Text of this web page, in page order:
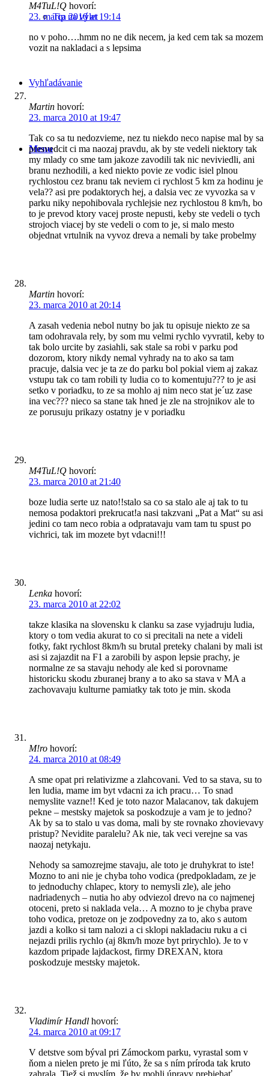
Tip na výlet
Vyhľadávanie
Menu
M4TuL!Q hovorí:
23. marca 2010 at 19:14
no v poho….hmm no ne dik necem, ja ked cem tak sa mozem
vozit na nakladaci a s lepsima
Martin hovorí:
23. marca 2010 at 19:47
Tak co sa tu nedozvieme, nez tu niekdo neco napise mal by sa
presvedcit ci ma naozaj pravdu, ak by ste vedeli niektory tak
my mlady co sme tam jakoze zavodili tak nic neviviedli, ani
branu nezhodili, a ked niekto povie ze vodic isiel plnou
rychlostou cez branu tak neviem ci rychlost 5 km za hodinu je
vela?? asi pre podaktorych hej, a dalsia vec ze vyvozka sa v
parku niky nepohibovala rychlejsie nez rychlostou 8 km/h, bo
to je prevod ktory vacej proste nepusti, keby ste vedeli o tych
strojoch viacej by ste vedeli o com to je, si malo mesto
objednat vrtulnik na vyvoz dreva a nemali by take probelmy
Martin hovorí:
23. marca 2010 at 20:14
A zasah vedenia nebol nutny bo jak tu opisuje niekto ze sa
tam odohravala rely, by som mu velmi rychlo vyvratil, keby to
tak bolo urcite by zasiahli, sak stale sa robi v parku pod
dozorom, ktory nikdy nemal vyhrady na to ako sa tam
pracuje, dalsia vec je ta ze do parku bol pokial viem aj zakaz
vstupu tak co tam robili ty ludia co to komentuju??? to je asi
setko v poriadku, to ze sa mohlo aj nim neco stat je´uz zase
ina vec??? nieco sa stane tak hned je zle na strojnikov ale to
ze porusuju prikazy ostatny je v poriadku
M4TuL!Q hovorí:
23. marca 2010 at 21:40
boze ludia serte uz nato!!stalo sa co sa stalo ale aj tak to tu
nemosa podaktori prekrucat!a nasi takzvani „Pat a Mat“ su asi
jedini co tam neco robia a odpratavaju vam tam tu spust po
vichrici, tak im mozete byt vdacni!!!
Lenka hovorí:
23. marca 2010 at 22:02
takze klasika na slovensku k clanku sa zase vyjadruju ludia,
ktory o tom vedia akurat to co si precitali na nete a videli
fotky, fakt rychlost 8km/h su brutal preteky chalani by mali ist
asi si zajazdit na F1 a zarobili by aspon lepsie prachy, je
normalne ze sa stavaju nehody ale ked si porovname
historicku skodu zburanej brany a to ako sa stava v MA a
zachovavaju kulturne pamiatky tak toto je min. skoda
M!ro hovorí:
24. marca 2010 at 08:49
A sme opat pri relativizme a zlahcovani. Ved to sa stava, su to
len ludia, mame im byt vdacni za ich pracu… To snad
nemyslite vazne!! Ked je toto nazor Malacanov, tak dakujem
pekne – mestsky majetok sa poskodzuje a vam je to jedno?
Ak by sa to stalo u vas doma, mali by ste rovnako zhovievavy
pristup? Nevidite paralelu? Ak nie, tak veci verejne sa vas
naozaj netykaju.
Nehody sa samozrejme stavaju, ale toto je druhykrat to iste!
Mozno to ani nie je chyba toho vodica (predpokladam, ze je
to jednoduchy chlapec, ktory to nemysli zle), ale jeho
nadriadenych – nutia ho aby odviezol drevo na co najmenej
otoceni, preto si naklada vela… A mozno to je chyba prave
toho vodica, pretoze on je zodpovedny za to, ako s autom
jazdi a kolko si tam nalozi a ci sklopi nakladaciu ruku a ci
nejazdi prilis rychlo (aj 8km/h moze byt prirychlo). Je to v
kazdom pripade lajdackost, firmy DREXAN, ktora
poskodzuje mestsky majetok.
Vladimír Handl hovorí:
24. marca 2010 at 09:17
V detstve som býval pri Zámockom parku, vyrastal som v
ňom a nielen preto je mi ľúto, že sa s ním príroda tak kruto